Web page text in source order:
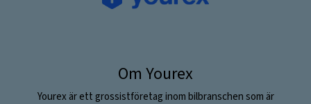
Om Yourex
Yourex är ett grossistföretag inom bilbranschen som är